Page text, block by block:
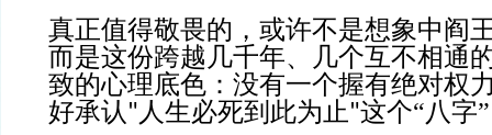
真正值得敬畏的，或许不是想象中阎
而是这份跨越几千年、几个互不相通
致的心理底色：没有一个握有绝对权
好承认 "人生必死到此为止 "这个“八字